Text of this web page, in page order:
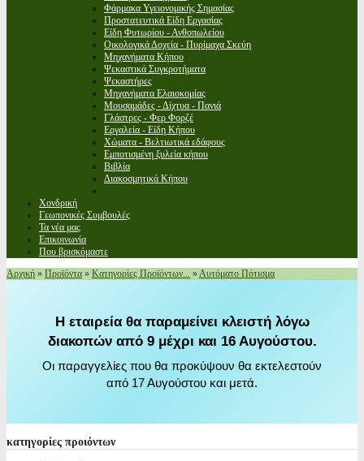
Φάρμακα Υγειονομικής Σημασίας
Προστατευτικά Είδη Εργασίας
Είδη Φυτωρίου - Ανθοπωλείου
Οικολογικά Δοχεία - Πυρίμαχα Σκεύη
Μηχανήματα Κήπου
Ψεκαστικά Συγκροτήματα
Ψεκαστήρες
Μηχανήματα Ελαιοκομίας
Μουσαμάδες - Δίχτυα - Πανιά
Γλάστρες - Φερ Φορζέ
Εργαλεία - Είδη Κήπου
Χώματα - Βελτιωτικά εδάφους
Εμποτισμένη ξυλεία κήπου
Βιβλία
Διακοσμητικά Κήπου
Χονδρική
Γεωπονικές Συμβουλές
Τα νέα μας
Επικοινωνία
Που βρισκόμαστε
Αρχική » Προϊόντα » Κατηγορίες Προϊόντων... »Αυτόματο Πότισμα
Η εταιρεία θα παραμείνει κλειστή λόγω
διακοπών από 9 μέχρι και 16 Αυγούστου.
Οι παραγγελίες που θα προκύψουν θα εκτελεστούν
από 17 Αυγούστου και μετά.
κατηγορίες προιόντων